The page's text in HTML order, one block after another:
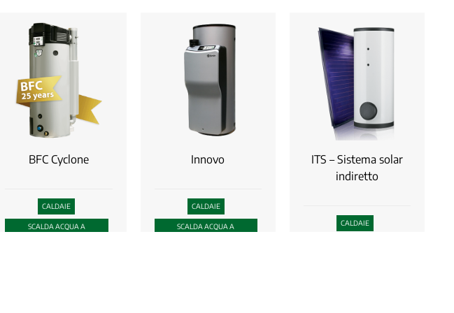
BFC Cyclone
CALDAIE
SCALDA ACQUA A
Innovo
CALDAIE
SCALDA ACQUA A
ITS – Sistema solar
indiretto
CALDAIE